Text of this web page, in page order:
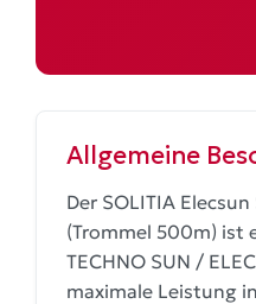
Allgemeine
Der SOLITIA
(Trommel 500m) ist
TECHNO SUN /
maximale Leistung